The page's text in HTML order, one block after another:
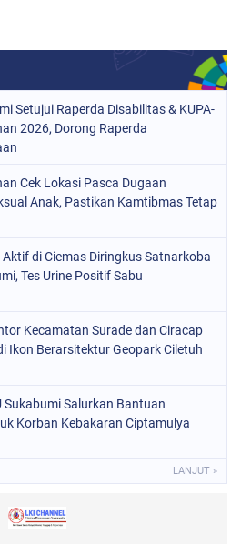
Setujui Raperda Disabilitas & KUPA-
2026, Dorong Raperda
Cek Lokasi Pasca Dugaan
Anak, Pastikan Kamtibmas Tetap
di Ciemas Diringkus Satnarkoba
Tes Urine Positif Sabu
Kecamatan Surade dan Ciracap
Ikon Berarsitektur Geopark Ciletuh
Sukabumi Salurkan Bantuan
Korban Kebakaran Ciptamulya
LANJUT »